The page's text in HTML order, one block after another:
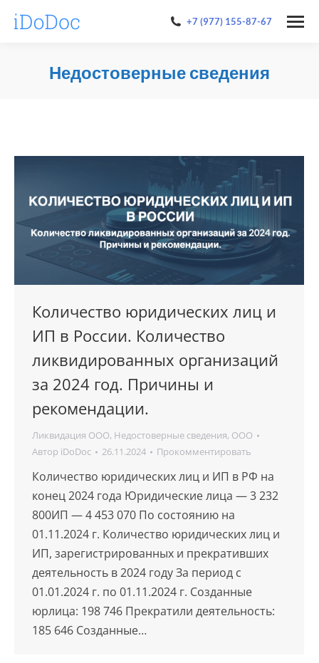
+7 (977) 155-87-67
Недостоверные сведения
Количество юридических лиц и
ИП в России. Количество
ликвидированных организаций
за 2024 год. Причины и
рекомендации.
Ликвидация ООО, Недостоверные сведения, ООО
Автор iDoDoc 26.11.2024 Прокомментировать
Количество юридических лиц и ИП в РФ на
конец 2024 года Юридические лица — 3 232
800ИП — 4 453 070 По состоянию на
01.11.2024 г. Количество юридических лиц и
ИП, зарегистрированных и прекративших
деятельность в 2024 году За период с
01.01.2024 г. по 01.11.2024 г. Созданные
юрлица: 198 746 Прекратили деятельность:
185 646 Созданные…